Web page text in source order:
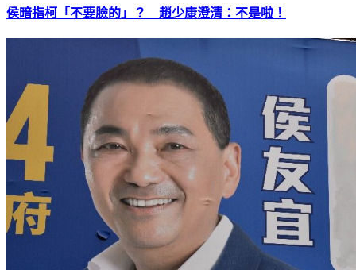
侯暗指柯「不要臉的」？ 趙少康澄清：不是啦！